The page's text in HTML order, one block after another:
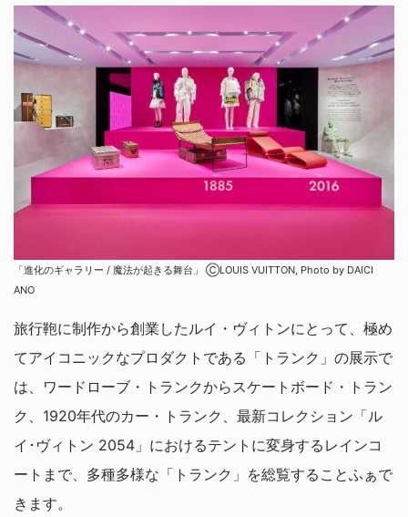
「進化のギャラリー / 魔法が起きる舞台」 ⒸLOUIS VUITTON, Photo by DAICI
ANO
旅行鞄に制作から創業したルイ・ヴィトンにとって、極め
てアイコニックなプロダクトである「トランク」の展示で
は、ワードローブ・トランクからスケートボード・トラン
ク、1920年代のカー・トランク、最新コレクション「ル
イ･ヴィトン 2054」におけるテントに変身するレインコ
ートまで、多種多様な「トランク」を総覧することふぁで
きます。